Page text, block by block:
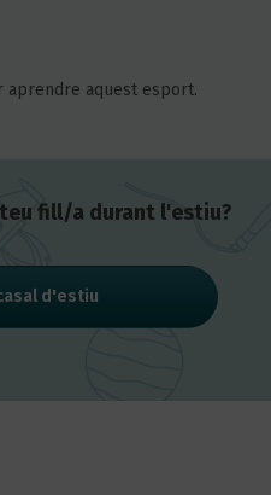
aprendre aquest esport.
fill/a durant l'estiu?
d'estiu